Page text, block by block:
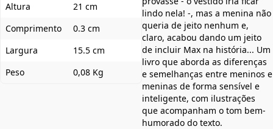
Altura
21 cm
Comprimento
0.3 cm
Largura
15.5 cm
Peso
0,08 Kg
lindo nela! -, mas a menina não
queria de jeito nenhum e,
claro, acabou dando um jeito
de incluir Max na história... Um
livro que aborda as diferenças
e semelhanças entre meninos e
meninas de forma sensível e
inteligente, com ilustrações
que acompanham o tom bem-
humorado do texto.